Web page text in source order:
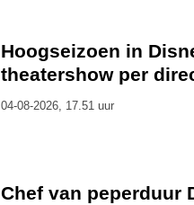
Hoogseizoen in
theatershow per
04-08-2026, 17.51 uur
Chef van peperduur